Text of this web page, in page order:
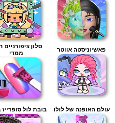
פאשיוניסטה אווטר
סלון ציפורניים
ממדי
עולם האופנה של לולו בובת לול סופרייז